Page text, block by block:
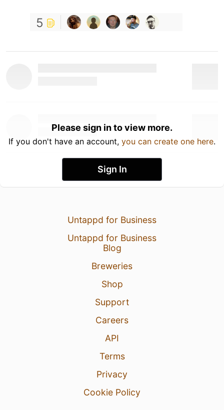
5
Please sign in to view more.
If you don't have an account, you can create one here.
Sign In
Untappd for Business
Untappd for Business
Blog
Breweries
Shop
Support
Careers
API
Terms
Privacy
Cookie Policy